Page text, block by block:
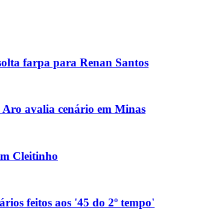
farpa para Renan Santos
avalia cenário em Minas
Cleitinho
feitos aos '45 do 2º tempo'